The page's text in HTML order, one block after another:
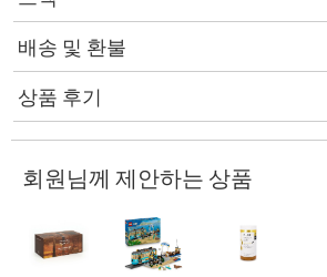
배송 및 환불
상품 후기
회원님께 제안하는 상품